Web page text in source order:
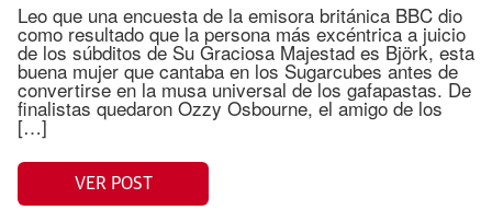
Leo que una encuesta de la emisora británica BBC dio
como resultado que la persona más excéntrica a juicio
de los súbditos de Su Graciosa Majestad es Björk, esta
buena mujer que cantaba en los Sugarcubes antes de
convertirse en la musa universal de los gafapastas. De
finalistas quedaron Ozzy Osbourne, el amigo de los
[…]
VER POST